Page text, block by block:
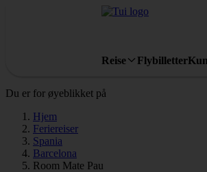
Reise Flybilletter
Du er for øyeblikket på
Hjem
Feriereiser
Spania
Barcelona
Room Mate Pau